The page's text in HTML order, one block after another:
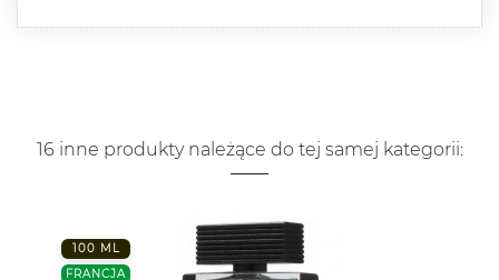
16 inne produkty należące do tej samej kategorii:
100 ML
FRANCJA